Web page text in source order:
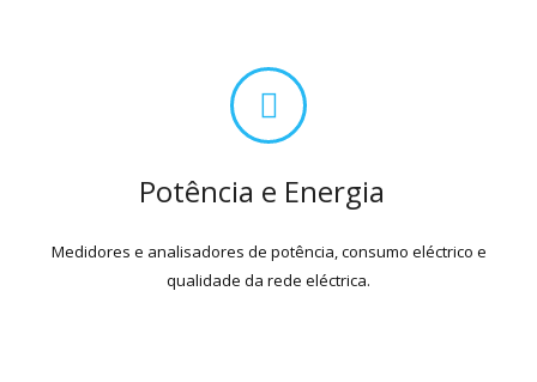
Potência e Energia
Medidores e analisadores de potência, consumo eléctrico e
qualidade da rede eléctrica.